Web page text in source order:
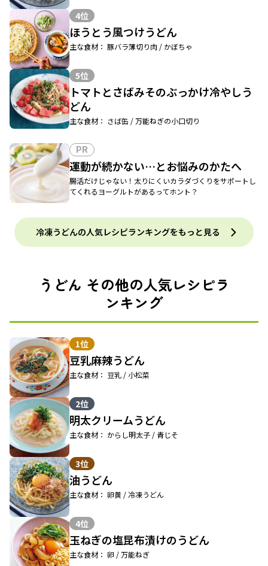
4位
ほうとう風つけうどん
主な食材： 豚バラ薄切り肉 / かぼちゃ
5位
トマトとさばみそのぶっかけ冷やしう
どん
主な食材： さば缶 / 万能ねぎの小口切り
PR
運動が続かない…とお悩みのかたへ
腸活だけじゃない！太りにくいカラダづくりをサポートし
てくれるヨーグルトがあるってホント？
冷凍うどんの人気レシピランキングをもっと見る
うどん その他の人気レシピラ
ンキング
1位
豆乳麻辣うどん
主な食材： 豆乳 / 小松菜
2位
明太クリームうどん
主な食材： からし明太子 / 青じそ
3位
油うどん
主な食材： 卵黄 / 冷凍うどん
4位
玉ねぎの塩昆布漬けのうどん
主な食材： 卵 / 万能ねぎ